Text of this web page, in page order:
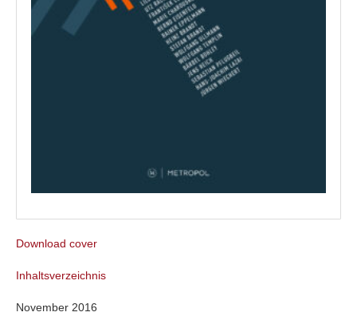
Download cover
Inhaltsverzeichnis
November 2016